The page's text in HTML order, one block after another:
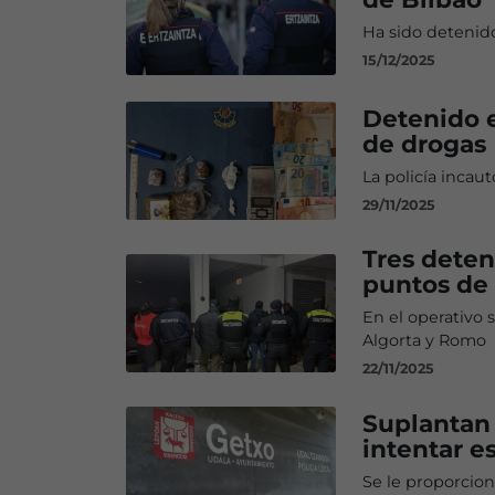
Ha sido
15/12/2025
Detenido
de drogas
La policía
29/11/2025
Tres
puntos
En el operativo
Algorta y Romo
22/11/2025
intentar
Se le